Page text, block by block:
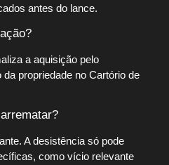
antes do lance.
a aquisição pelo
propriedade no Cartório de
A desistência só pode
como vício relevante